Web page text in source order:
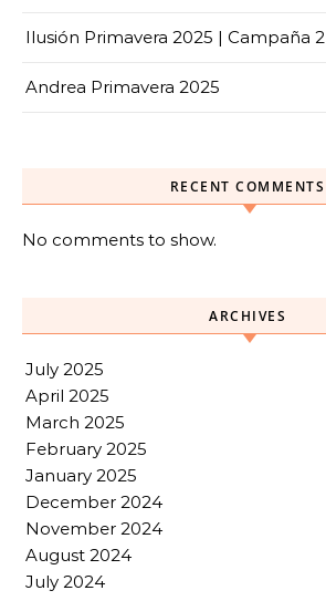
Ilusión Primavera 2025 | Campaña 2
Andrea Primavera 2025
RECENT COMMENTS
No comments to show.
ARCHIVES
July 2025
April 2025
March 2025
February 2025
January 2025
December 2024
November 2024
August 2024
July 2024